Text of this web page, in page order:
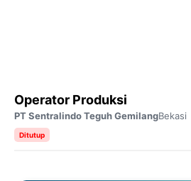
Operator Produksi
PT Sentralindo Teguh GemilangBekasi
Ditutup